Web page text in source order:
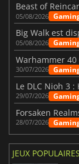
05/08/2026
05/08/2026
30/07/2026
29/07/2026
28/07/2026
JEUX POPULAIRES